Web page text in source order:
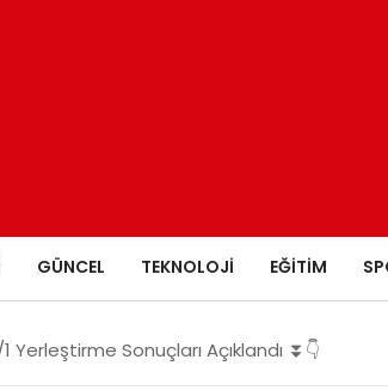
GÜNCEL TEKNOLOJI EĞITIM
Yerleştirme Sonuçları Açıklandı ⏬👇